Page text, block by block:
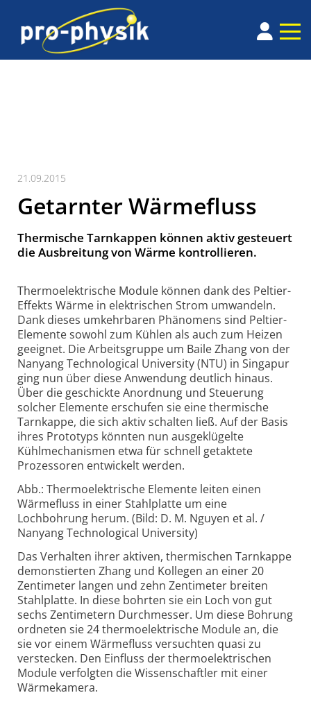
21.09.2015
Getarnter Wärmefluss
Thermische Tarnkappen können aktiv gesteuert
die Ausbreitung von Wärme kontrollieren.
Thermoelektrische Module können dank des Peltier-
Effekts Wärme in elektrischen Strom umwandeln.
Dank dieses umkehrbaren Phänomens sind Peltier-
Elemente sowohl zum Kühlen als auch zum Heizen
geeignet. Die Arbeitsgruppe um Baile Zhang von der
Nanyang Technological University (NTU) in Singapur
ging nun über diese Anwendung deutlich hinaus.
Über die geschickte Anordnung und Steuerung
solcher Elemente erschufen sie eine thermische
Tarnkappe, die sich aktiv schalten ließ. Auf der Basis
ihres Prototyps könnten nun ausgeklügelte
Kühlmechanismen etwa für schnell getaktete
Prozessoren entwickelt werden.
Abb.: Thermoelektrische Elemente leiten einen
Wärmefluss in einer Stahlplatte um eine
Lochbohrung herum. (Bild: D. M. Nguyen et al. /
Nanyang Technological University)
Das Verhalten ihrer aktiven, thermischen Tarnkappe
demonstierten Zhang und Kollegen an einer 20
Zentimeter langen und zehn Zentimeter breiten
Stahlplatte. In diese bohrten sie ein Loch von gut
sechs Zentimetern Durchmesser. Um diese Bohrung
ordneten sie 24 thermoelektrische Module an, die
sie vor einem Wärmefluss versuchten quasi zu
verstecken. Den Einfluss der thermoelektrischen
Module verfolgten die Wissenschaftler mit einer
Wärmekamera.